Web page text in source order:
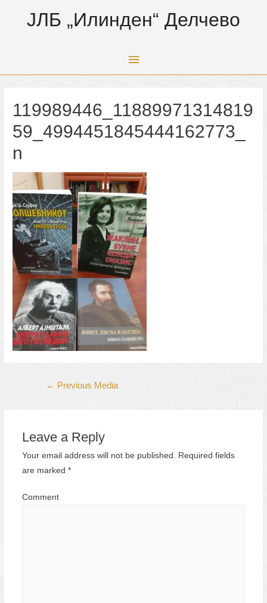
ЈЛБ „Илинден“ Делчево
Main
119989446_11889971314819
59_4994451845444162773_
n
Post
← Previous Media
Leave a Reply
Your email address will not be published.
Required fields
are marked *
Comment